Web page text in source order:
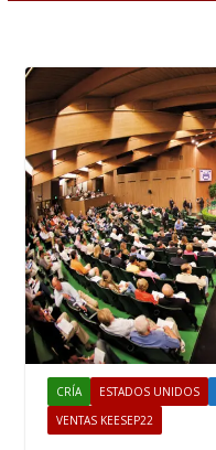
CRÍA ESTADOS UNIDOS
VENTAS KEESEP22